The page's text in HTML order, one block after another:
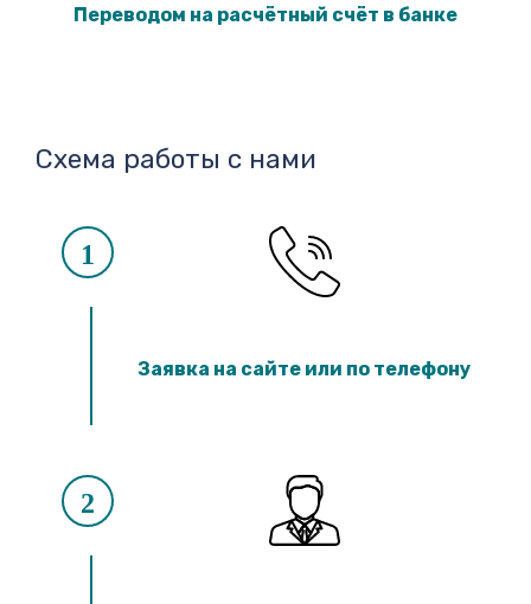
Переводом на расчётный счёт в банке
Схема работы с нами
1
Заявка на сайте или по телефону
2